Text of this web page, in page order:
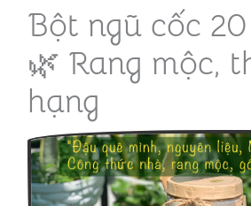
Bột ngũ cốc
🌿 Rang mộc,
hạng